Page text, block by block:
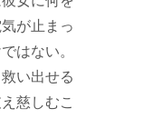
が止まっ
はない。
い出せる
慈しむこ